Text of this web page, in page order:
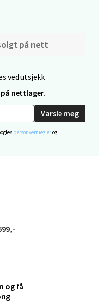
på nett
ved utsjekk
nettlager.
Varsle meg
personvernreglerog
og få
Mo i Rana
Mo i Rana
Moa